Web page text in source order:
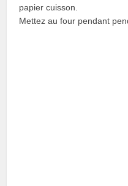
papier cuisson.
Mettez au four pendant